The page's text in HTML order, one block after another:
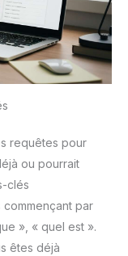
requêtes pour
ou pourrait
clés
commençant par
», « quel est ».
êtes déjà